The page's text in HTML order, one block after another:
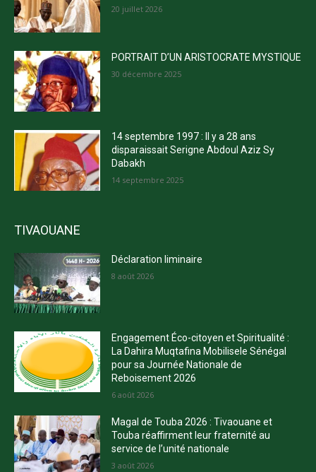
20 juillet 2026
PORTRAIT D’UN ARISTOCRATE MYSTIQUE
30 décembre 2025
14 septembre 1997 : Il y a 28 ans
disparaissait Serigne Abdoul Aziz Sy
Dabakh
14 septembre 2025
TIVAOUANE
Déclaration liminaire
8 août 2026
Engagement Éco-citoyen et Spiritualité :
La Dahira Muqtafina Mobilisele Sénégal
pour sa Journée Nationale de
Reboisement 2026
6 août 2026
Magal de Touba 2026 : Tivaouane et
Touba réaffirment leur fraternité au
service de l’unité nationale
3 août 2026